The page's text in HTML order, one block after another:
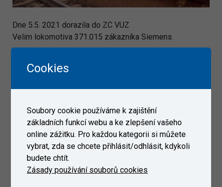
Dne 5.5. 2021 dorazila do ZC VUZ
Velim lokomotiva 371.015 zákazníka Siemens.
Cookies
Soubory cookie používáme k zajištění
základních funkcí webu a ke zlepšení vašeho
online zážitku. Pro každou kategorii si můžete
vybrat, zda se chcete přihlásit/odhlásit, kdykoli
budete chtít.
Zásady používání souborů cookies